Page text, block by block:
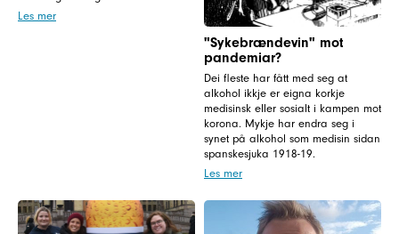
Les mer
"Sykebrændevin" mot
pandemiar?
Dei fleste har fått med seg at
alkohol ikkje er eigna korkje
medisinsk eller sosialt i kampen mot
korona. Mykje har endra seg i
synet på alkohol som medisin sidan
spanskesjuka 1918-19.
Les mer